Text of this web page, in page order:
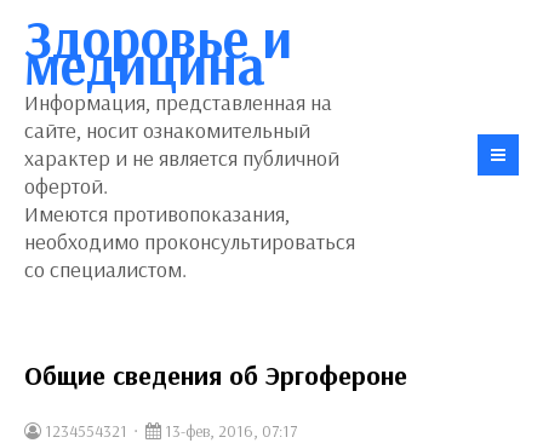
Здоровье и
медицина
Информация, представленная на
сайте, носит ознакомительный
характер и не является публичной
офертой.
Имеются противопоказания,
необходимо проконсультироваться
со специалистом.
Общие сведения об Эргофероне
1234554321
13-фев, 2016, 07:17